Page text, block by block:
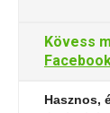
Kövess
Hasznos,